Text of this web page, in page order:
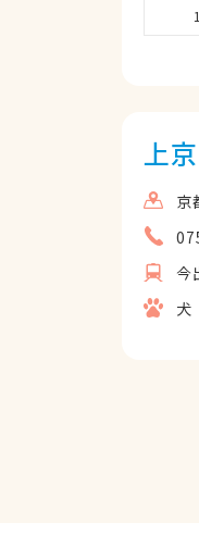
上
京
今
犬